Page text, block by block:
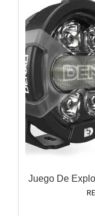
Juego De